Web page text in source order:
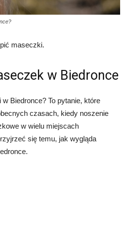
maseczki.
w Biedronce
Biedronce? To pytanie, które
czasach, kiedy noszenie
w wielu miejscach
się temu, jak wygląda